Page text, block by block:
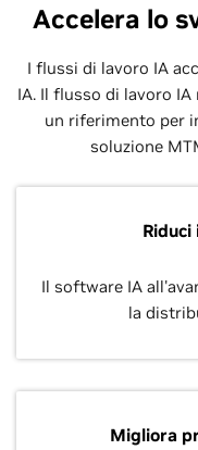
Accelera lo
I flussi di lavoro IA
IA. Il flusso di lavoro
un riferimento per
soluzione
Il software IA
la
Migliora